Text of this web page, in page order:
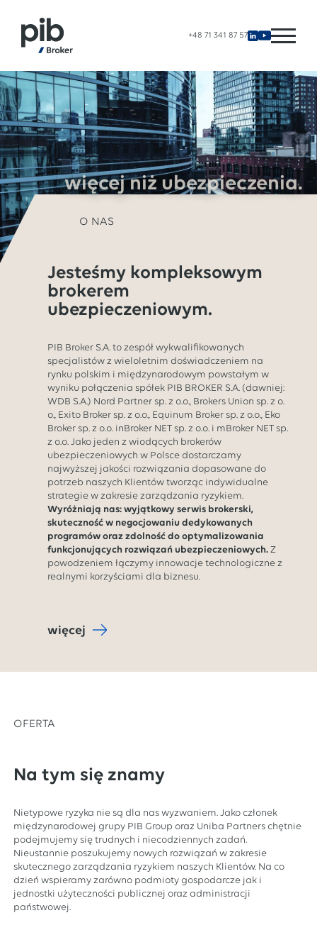
+48 71 341 87 57
więcej niż ubezpieczenia.
O NAS
Jesteśmy kompleksowym
brokerem
ubezpieczeniowym.
PIB Broker S.A. to zespół wykwalifikowanych
specjalistów z wieloletnim doświadczeniem na
rynku polskim i międzynarodowym powstałym w
wyniku połączenia spółek PIB BROKER S.A. (dawniej:
WDB S.A.) Nord Partner sp. z o.o., Brokers Union sp. z o.
o., Exito Broker sp. z o.o., Equinum Broker sp. z o.o., Eko
Broker sp. z o.o. inBroker NET sp. z o.o. i mBroker NET sp.
z o.o. Jako jeden z wiodących brokerów
ubezpieczeniowych w Polsce dostarczamy
najwyższej jakości rozwiązania dopasowane do
potrzeb naszych Klientów tworząc indywidualne
strategie w zakresie zarządzania ryzykiem.
Wyróżniają nas: wyjątkowy serwis brokerski,
skuteczność w negocjowaniu dedykowanych
programów oraz zdolność do optymalizowania
funkcjonujących rozwiązań ubezpieczeniowych. Z
powodzeniem łączymy innowacje technologiczne z
realnymi korzyściami dla biznesu.
więcej
OFERTA
Na tym się znamy
Nietypowe ryzyka nie są dla nas wyzwaniem. Jako członek
międzynarodowej grupy PIB Group oraz Uniba Partners chętnie
podejmujemy się trudnych i niecodziennych zadań.
Nieustannie poszukujemy nowych rozwiązań w zakresie
skutecznego zarządzania ryzykiem naszych Klientów. Na co
dzień wspieramy zarówno podmioty gospodarcze jak i
jednostki użyteczności publicznej oraz administracji
państwowej.